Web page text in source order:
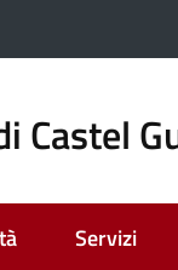
Castel
selezionato
Servizi